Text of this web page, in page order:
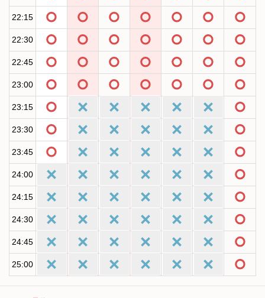
22:15
22:30
22:45
23:00
23:15
23:30
23:45
24:00
24:15
24:30
24:45
25:00